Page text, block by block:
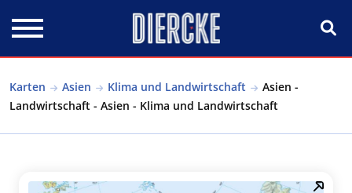
Karten Asien Klima und Landwirtschaft
Asien -
Landwirtschaft - Asien - Klima und Landwirtschaft